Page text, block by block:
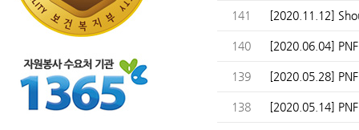
141 [2020.11.12]
140 [2020.06.04]
139 [2020.05.28]
138 [2020.05.14]